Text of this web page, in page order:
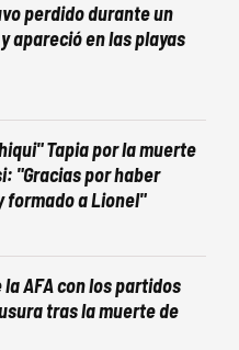
perdido durante un
apareció en las playas
Tapia por la muerte
"Gracias por haber
formado a Lionel"
AFA con los partidos
tras la muerte de